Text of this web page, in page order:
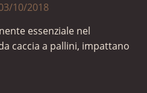
10/2018
essenziale nel
caccia a pallini, impattano